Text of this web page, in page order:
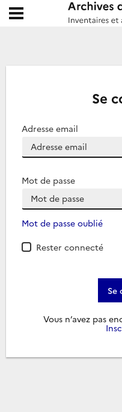
Archives
Ouvrir le menu déroulant
Se
Adresse email
Mot de passe
Mot de passe oublié
Rester connecté
Se
Vous n’avez pas